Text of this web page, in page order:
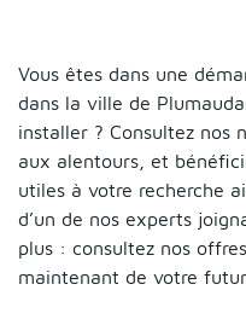
Vous êtes dans une
dans la ville de
installer ? Consultez nos
aux alentours, et
utiles à votre recherche
d’un de nos experts
plus : consultez nos
maintenant de votre